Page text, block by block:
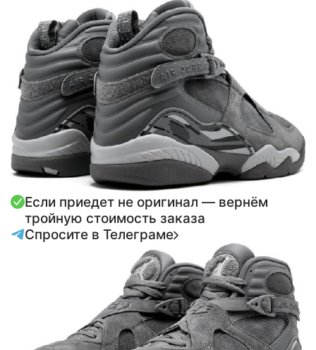
Если приедет не оригинал — вернём
тройную стоимость заказа
Спросите в Телеграме